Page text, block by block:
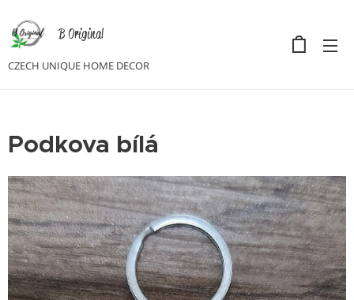
B Original
CZECH UNIQUE HOME DECOR
Podkova bílá